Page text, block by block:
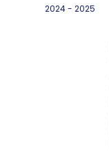
2024 - 2025